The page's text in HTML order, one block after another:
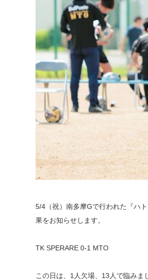
5/4（祝）南多摩Gで行われた『ハ
果をお知らせします。
TK SPERARE 0-1 MTO
この日は、1人欠場、13人で臨みま